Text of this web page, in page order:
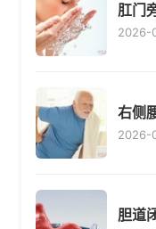
肛门
2026-
右侧
2026-
胆道